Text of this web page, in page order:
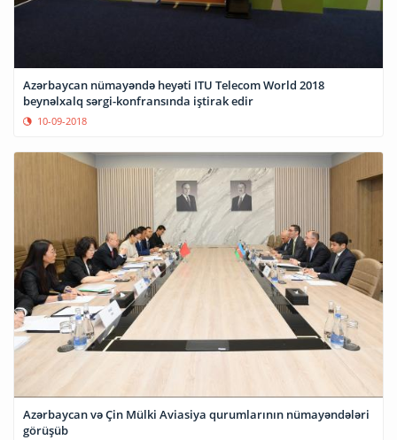
Azərbaycan nümayəndə heyəti ITU Telecom World 2018
beynəlxalq sərgi-konfransında iştirak edir
10-09-2018
Azərbaycan və Çin Mülki Aviasiya qurumlarının nümayəndələri
görüşüb